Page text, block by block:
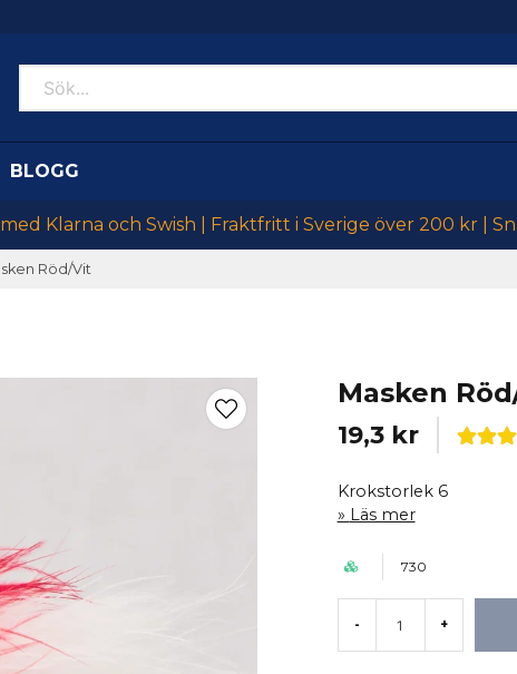
BLOGG
Klarna och Swish | Fraktfritt i Sverige över 200 kr |
Röd/Vit
Masken
19,3 kr
Krokstorlek 6
Läs mer
730
- +